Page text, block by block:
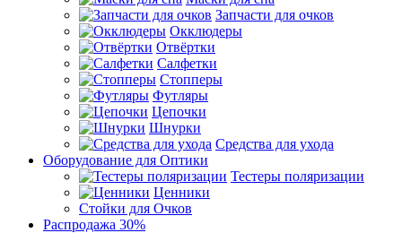
Запчасти для очков
Окклюдеры
Отвёртки
Салфетки
Стопперы
Футляры
Цепочки
Шнурки
Средства для ухода
Оборудование для Оптики
Тестеры поляризации
Ценники
Стойки для Очков
Распродажа 30%